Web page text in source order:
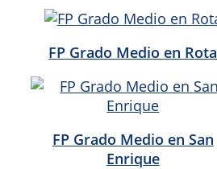
FP Grado Medio en Rota
FP Grado Medio en San
Enrique